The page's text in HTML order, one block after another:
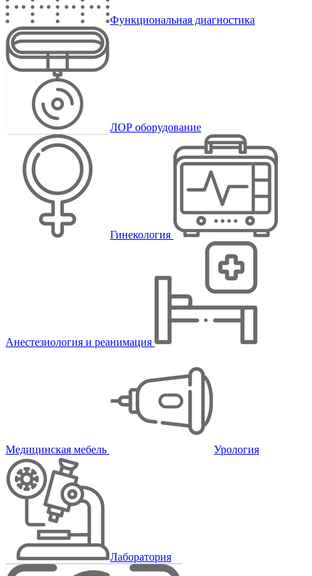
Функциональная диагностика
ЛОР оборудование
Гинекология
Анестезиология и реанимация
Медицинская мебель Урология
Лаборатория